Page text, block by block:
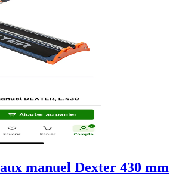
manuel Dexter 430 mm